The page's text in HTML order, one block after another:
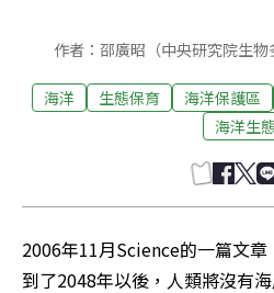
作者：邵廣昭（中央研究院生物
海洋 生態保育 海洋保護區
海洋生態
2006年11月Science的一篇文章
到了2048年以後，人類將沒有